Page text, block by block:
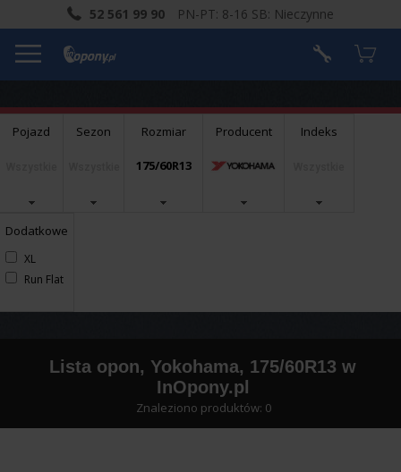
52 561 99 90 PN-PT: 8-16 SB: Nieczynne
Pojazd Sezon Rozmiar
175/60R13
Producent Indeks
Dodatkowe
XL
Run Flat
Lista opon, Yokohama, 175/60R13 w
InOpony.pl
Znaleziono produktów: 0